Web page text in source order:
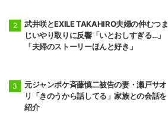
武井咲とEXILE TAKAHIRO夫婦の仲むつま
じいやり取りに反響「いとおしすぎる…」
「夫婦のストーリーほんと好き」
元ジャンポケ斉藤慎二被告の妻・瀬戸サオ
リ「きのうから話してる」家族との会話を
紹介